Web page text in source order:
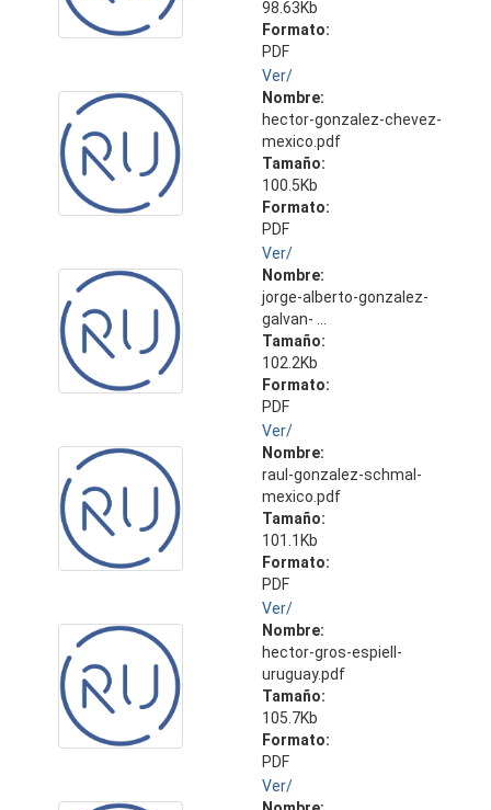
98.63Kb
Formato:
PDF
Ver/
Nombre:
hector-gonzalez-chevez-
mexico.pdf
Tamaño:
100.5Kb
Formato:
PDF
Ver/
Nombre:
jorge-alberto-gonzalez-
galvan- ...
Tamaño:
102.2Kb
Formato:
PDF
Ver/
Nombre:
raul-gonzalez-schmal-
mexico.pdf
Tamaño:
101.1Kb
Formato:
PDF
Ver/
Nombre:
hector-gros-espiell-
uruguay.pdf
Tamaño:
105.7Kb
Formato:
PDF
Ver/